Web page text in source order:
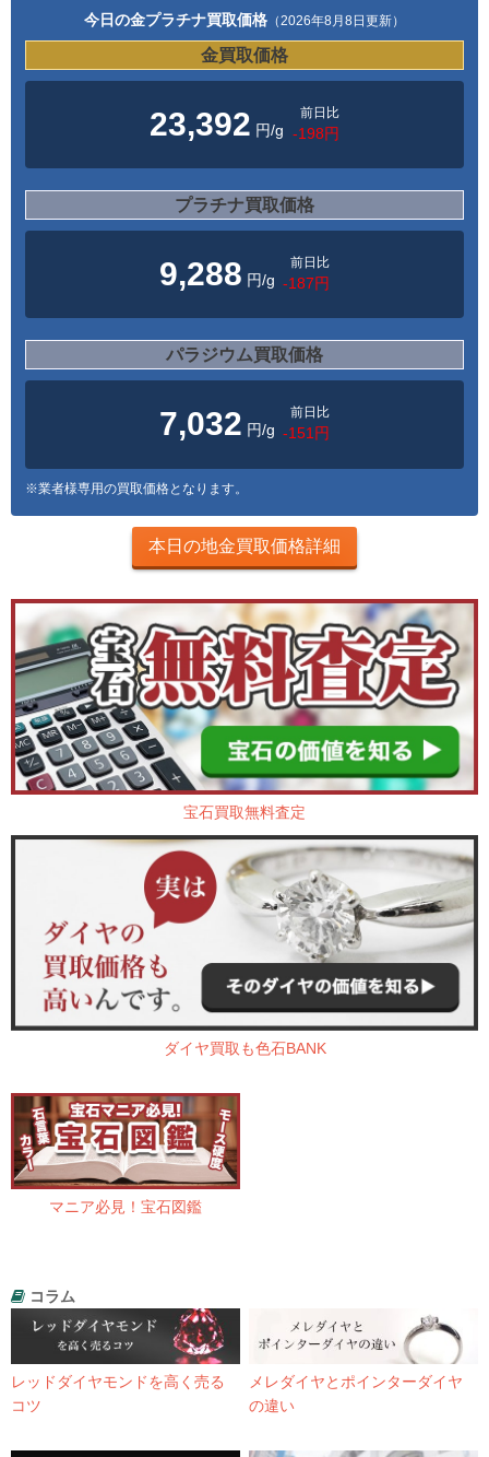
今日の金プラチナ買取価格 （2026年8月8日更新）
金買取価格
23,392 円/g
前日比
-198円
プラチナ買取価格
9,288 円/g
前日比
-187円
パラジウム買取価格
7,032 円/g
前日比
-151円
※業者様専用の買取価格となります。
本日の地金買取価格詳細
宝石買取無料査定
ダイヤ買取も色石BANK
マニア必見！宝石図鑑
コラム
レッドダイヤモンドを高く売る
コツ
メレダイヤとポインターダイヤ
の違い